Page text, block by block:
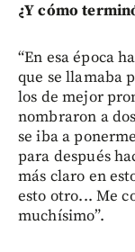
¿Y cómo
“En esa época
que se llamaba
los de mejor
nombraron a
se iba a
para después
más claro en
esto otro... Me
muchísimo”.